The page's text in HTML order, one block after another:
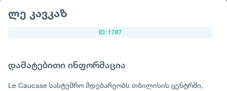
ლე კავკაზ
ID: 1787
დამატებითი ინფორმაცია
Le Caucase სასტუმრო მდებარეობს თბილისის ცენტრში,